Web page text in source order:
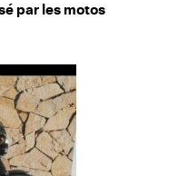
par les motos